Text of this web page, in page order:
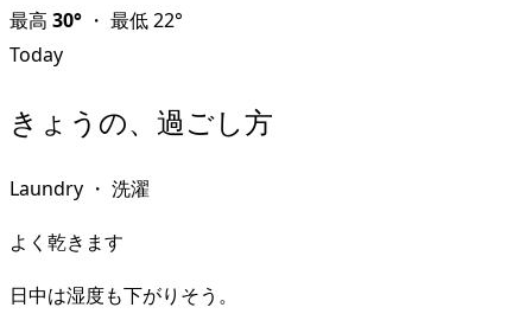
最高 30° ・ 最低22°
Today
きょうの、過ごし方
Laundry ・ 洗濯
よく乾きます
日中は湿度も下がりそう。